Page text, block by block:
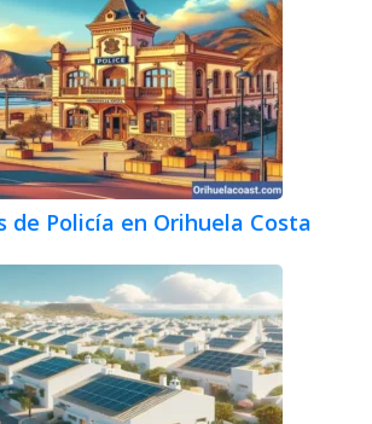
de Policía en Orihuela Costa